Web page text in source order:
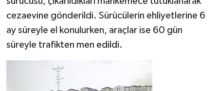
cezaevine gönderildi. Sürücülerin ehliyetlerine 6
ay süreyle el konulurken, araçlar ise 60 gün
süreyle trafikten men edildi.